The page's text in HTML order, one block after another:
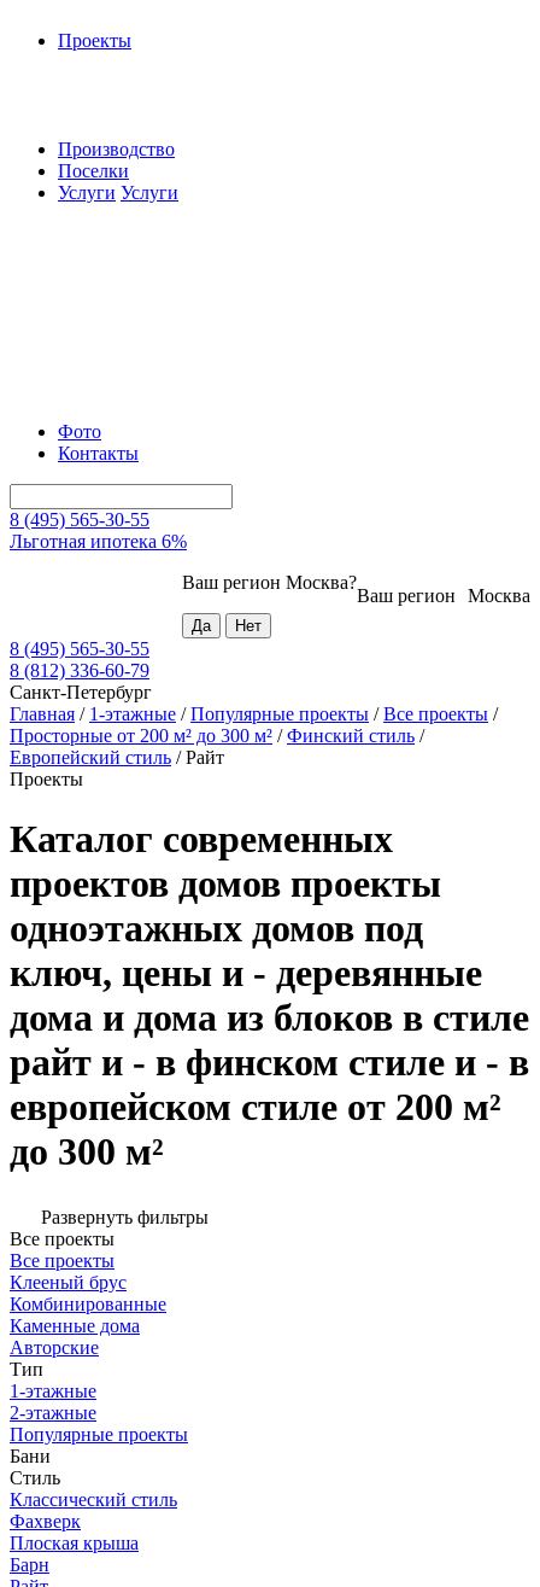
Проекты
Производство
Поселки
Услуги Услуги
Фото
Контакты
8 (495) 565-30-55
Льготная ипотека 6%
Москва
Ваш регион
Ваш регион Москва?
8 (495) 565-30-55
8 (812) 336-60-79
Санкт-Петербург
Главная / 1-этажные /Популярные проекты /Все проекты /
Просторные от 200 м² до 300 м² /Финский стиль /
Европейский стиль /Райт
Проекты
Каталог современных
проектов домов проекты
одноэтажных домов под
ключ, цены и - деревянные
дома и дома из блоков в стиле
райт и - в финском стиле и - в
европейском стиле от 200 м²
до 300 м²
Развернуть фильтры
Все проекты
Все проекты
Клееный брус
Комбинированные
Каменные дома
Авторские
Тип
1-этажные
2-этажные
Популярные проекты
Бани
Стиль
Классический стиль
Фахверк
Плоская крыша
Барн